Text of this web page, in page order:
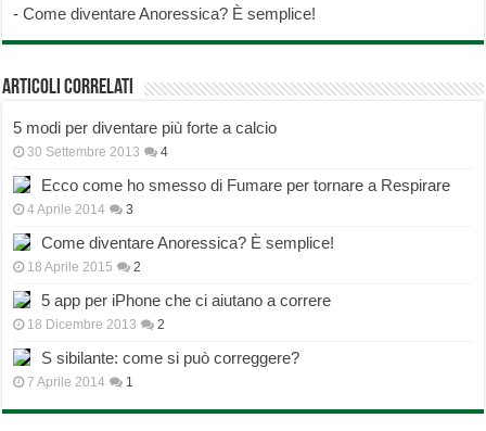
-Come diventare Anoressica? È semplice!
Articoli correlati
5 modi per diventare più forte a calcio
30 Settembre 2013 4
Ecco come ho smesso di Fumare per tornare a Respirare
4 Aprile 2014 3
Come diventare Anoressica? È semplice!
18 Aprile 2015 2
5 app per iPhone che ci aiutano a correre
18 Dicembre 2013 2
S sibilante: come si può correggere?
7 Aprile 2014 1